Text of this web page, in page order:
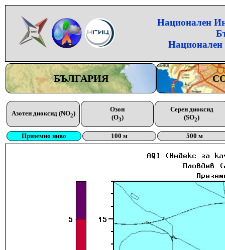
Национален
Национален
БЪЛГАРИЯ
Азотен диоксид (NO2)
Озон
(O3)
Серен диоксид
(SO2)
Приземно ниво 100 м 500 м